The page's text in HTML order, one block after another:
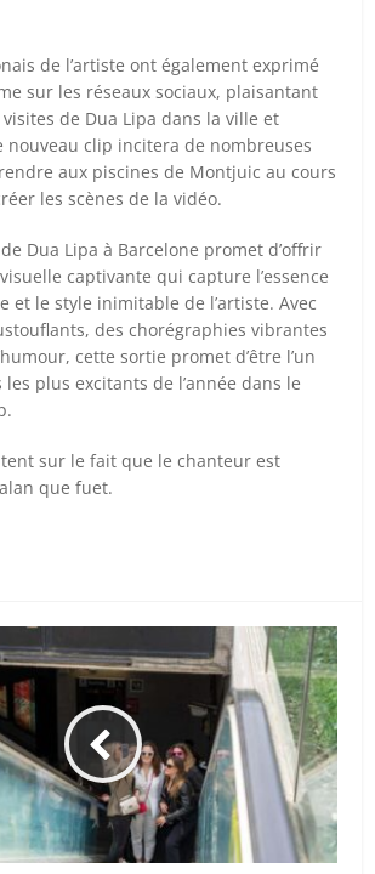
de l’artiste ont également exprimé
sur les réseaux sociaux, plaisantant
de Dua Lipa dans la ville et
nouveau clip incitera de nombreuses
aux piscines de Montjuic au cours
les scènes de la vidéo.
Dua Lipa à Barcelone promet d’offrir
captivante qui capture l’essence
et le style inimitable de l’artiste. Avec
des chorégraphies vibrantes
cette sortie promet d’être l’un
plus excitants de l’année dans le
sur le fait que le chanteur est
que fuet.